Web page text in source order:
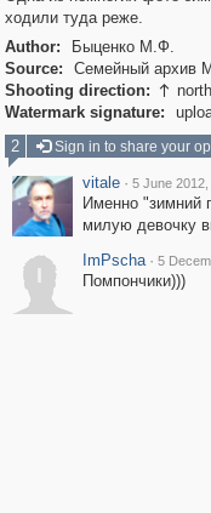
ходили туда реже.
Author:
Быценко М.Ф.
Source:
Семейный архив
Shooting direction:  north
Watermark signature:
2
Sign in to share your
vitale · 5 June 2012,
Именно "зимний
милую девочку
I
ImPscha · 5
Помпончики)))